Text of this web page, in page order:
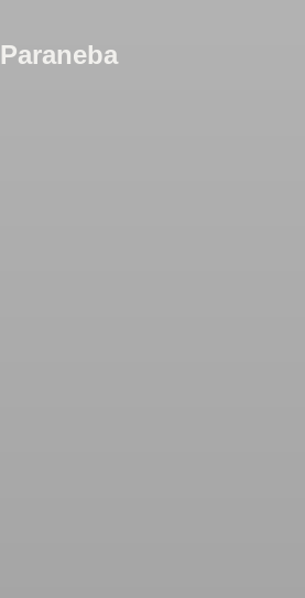
Paraneba